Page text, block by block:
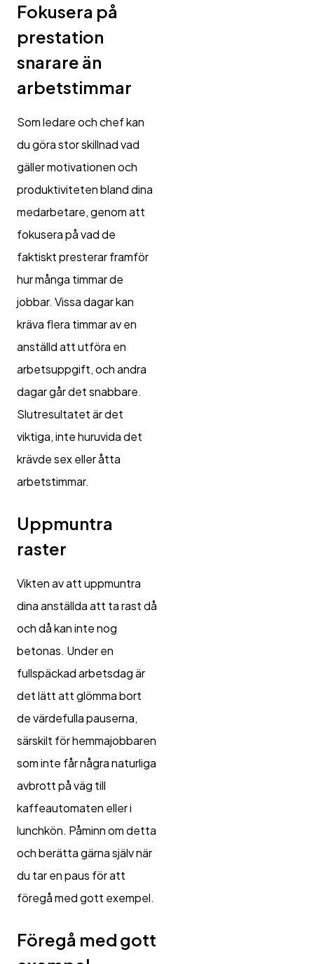
Fokusera på
prestation
snarare än
arbetstimmar
Som ledare och chef kan
du göra stor skillnad vad
gäller motivationen och
produktiviteten bland dina
medarbetare, genom att
fokusera på vad de
faktiskt presterar framför
hur många timmar de
jobbar. Vissa dagar kan
kräva flera timmar av en
anställd att utföra en
arbetsuppgift, och andra
dagar går det snabbare.
Slutresultatet är det
viktiga, inte huruvida det
krävde sex eller åtta
arbetstimmar.
Uppmuntra
raster
Vikten av att uppmuntra
dina anställda att ta rast då
och då kan inte nog
betonas. Under en
fullspäckad arbetsdag är
det lätt att glömma bort
de värdefulla pauserna,
särskilt för hemmajobbaren
som inte får några naturliga
avbrott på väg till
kaffeautomaten eller i
lunchkön. Påminn om detta
och berätta gärna själv när
du tar en paus för att
föregå med gott exempel.
Föregå med gott